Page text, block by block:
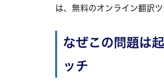
は、無料のオンライン翻訳
なぜこの問題は
ッチ